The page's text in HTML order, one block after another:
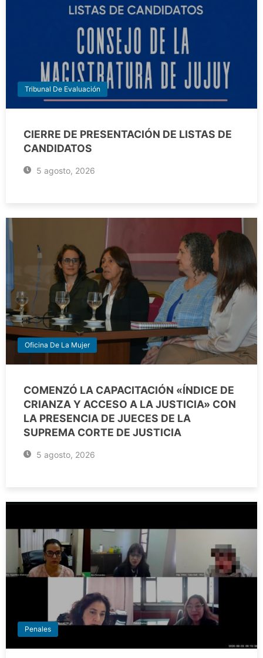
Tribunal De Evaluación
CIERRE DE PRESENTACIÓN DE LISTAS DE
CANDIDATOS
5 agosto, 2026
Oficina De La Mujer
COMENZÓ LA CAPACITACIÓN «ÍNDICE DE
CRIANZA Y ACCESO A LA JUSTICIA» CON
LA PRESENCIA DE JUECES DE LA
SUPREMA CORTE DE JUSTICIA
5 agosto, 2026
Penales